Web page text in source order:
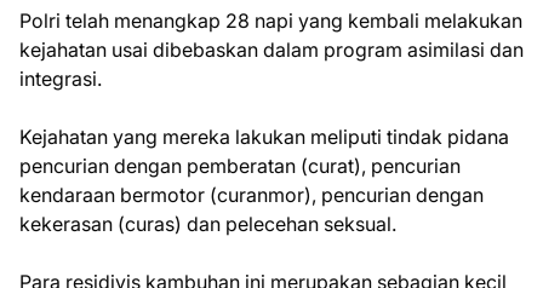
Polri telah menangkap 28 napi yang kembali melakukan
kejahatan usai dibebaskan dalam program asimilasi dan
integrasi.
Kejahatan yang mereka lakukan meliputi tindak pidana
pencurian dengan pemberatan (curat), pencurian
kendaraan bermotor (curanmor), pencurian dengan
kekerasan (curas) dan pelecehan seksual.
Para residivis kambuhan ini merupakan sebagian kecil